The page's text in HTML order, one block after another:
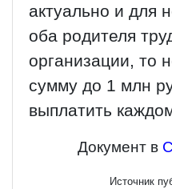
актуально и для
оба родителя
организации, то
сумму до 1 млн
выплатить
Документ в
Источник